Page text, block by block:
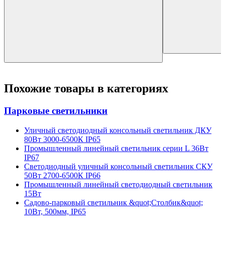
Похожие товары в категориях
Парковые светильники
Уличный светодиодный консольный светильник ДКУ
80Вт 3000-6500К IP65
Промышленный линейный светильник серии L 36Вт
IP67
Светодиодный уличный консольный светильник СКУ
50Вт 2700-6500К IP66
Промышленный линейный светодиодный светильник
15Вт
Садово-парковый светильник &quot;Столбик&quot;
10Вт, 500мм, IP65